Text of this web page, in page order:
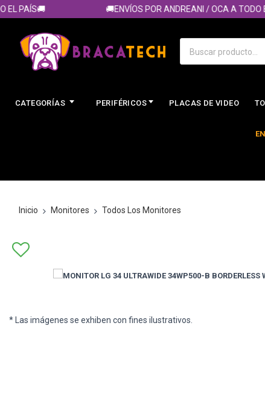
PAÍS🚚 🚚ENVÍOS POR ANDREANI / OCA A TODO EL
CATEGORÍAS PERIFÉRICOS PLACAS DE VIDEO
Inicio Monitores Todos Los Monitores
* Las imágenes se exhiben con fines ilustrativos.